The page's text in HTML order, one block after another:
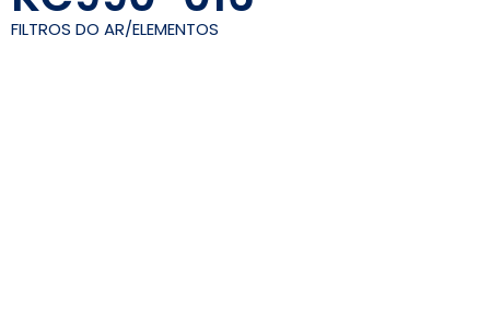
FILTROS DO AR/ELEMENTOS